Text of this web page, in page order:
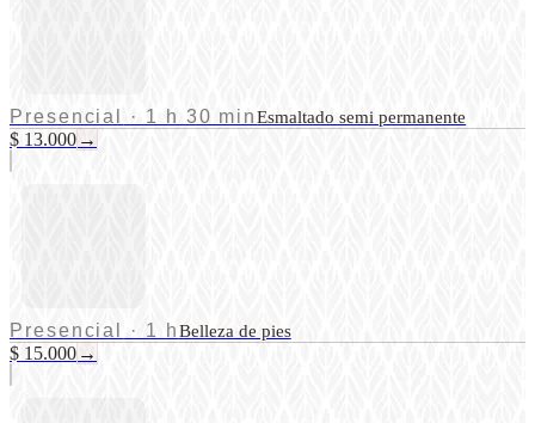
Presencial · 1 h 30 minEsmaltado semi permanente
$ 13.000 →
Presencial · 1 hBelleza de pies
$ 15.000 →